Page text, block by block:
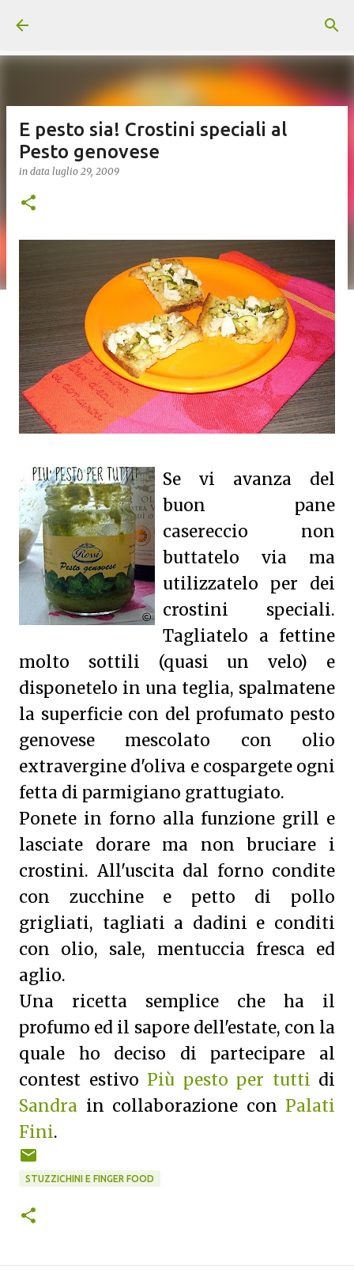
E pesto sia! Crostini speciali al
Pesto genovese
in data luglio 29, 2009
Se vi avanza del
buon pane
casereccio non
buttatelo via ma
utilizzatelo per dei
crostini speciali.
Tagliatelo a fettine
molto sottili (quasi un velo) e
disponetelo in una teglia, spalmatene
la superficie con del profumato pesto
genovese mescolato con olio
extravergine d'oliva e cospargete ogni
fetta di parmigiano grattugiato.
Ponete in forno alla funzione grill e
lasciate dorare ma non bruciare i
crostini. All'uscita dal forno condite
con zucchine e petto di pollo
grigliati, tagliati a dadini e conditi
con olio, sale, mentuccia fresca ed
aglio.
Una ricetta semplice che ha il
profumo ed il sapore dell'estate, con la
quale ho deciso di partecipare al
contest estivo Più pesto per tutti di
Sandra in collaborazione con Palati
Fini.
STUZZICHINI E FINGER FOOD